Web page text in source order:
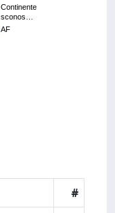
Continente
sconos…
AF
#